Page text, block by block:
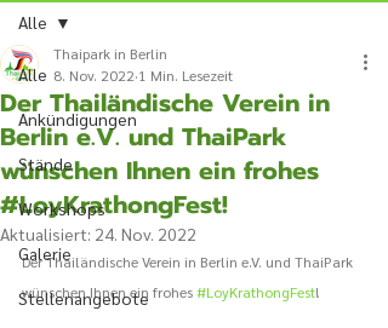
Alle
Ankündigungen
Stände
Workshops
Galerie
Stellenangebote
Alle
Der Thailändische Verein in
Berlin e.V. und ThaiPark
wünschen Ihnen ein frohes
#LoyKrathongFest!
Thaipark in Berlin
8. Nov. 2022 1 Min. Lesezeit
Aktualisiert: 24. Nov. 2022
Der Thailändische Verein in Berlin e.V. und ThaiPark
wünschen Ihnen ein frohes #LoyKrathongFest!